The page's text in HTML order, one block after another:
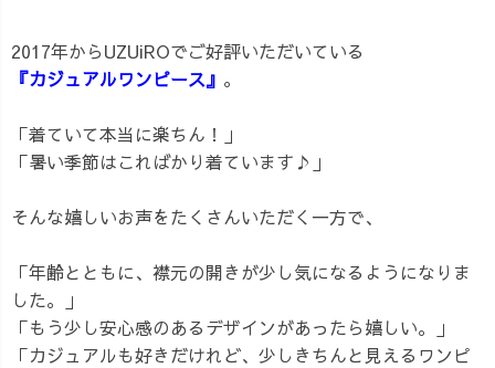
2017年からUZUiROでご好評いただいている
『カジュアルワンピース』 。
「着ていて本当に楽ちん！」
「暑い季節はこればかり着ています♪」
そんな嬉しいお声をたくさんいただく一方で、
「年齢とともに、襟元の開きが少し気になるようになりま
した。」
「もう少し安心感のあるデザインがあったら嬉しい。」
「カジュアルも好きだけれど、少しきちんと見えるワンピ